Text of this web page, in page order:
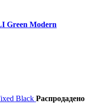
Green Modern
Распродадено